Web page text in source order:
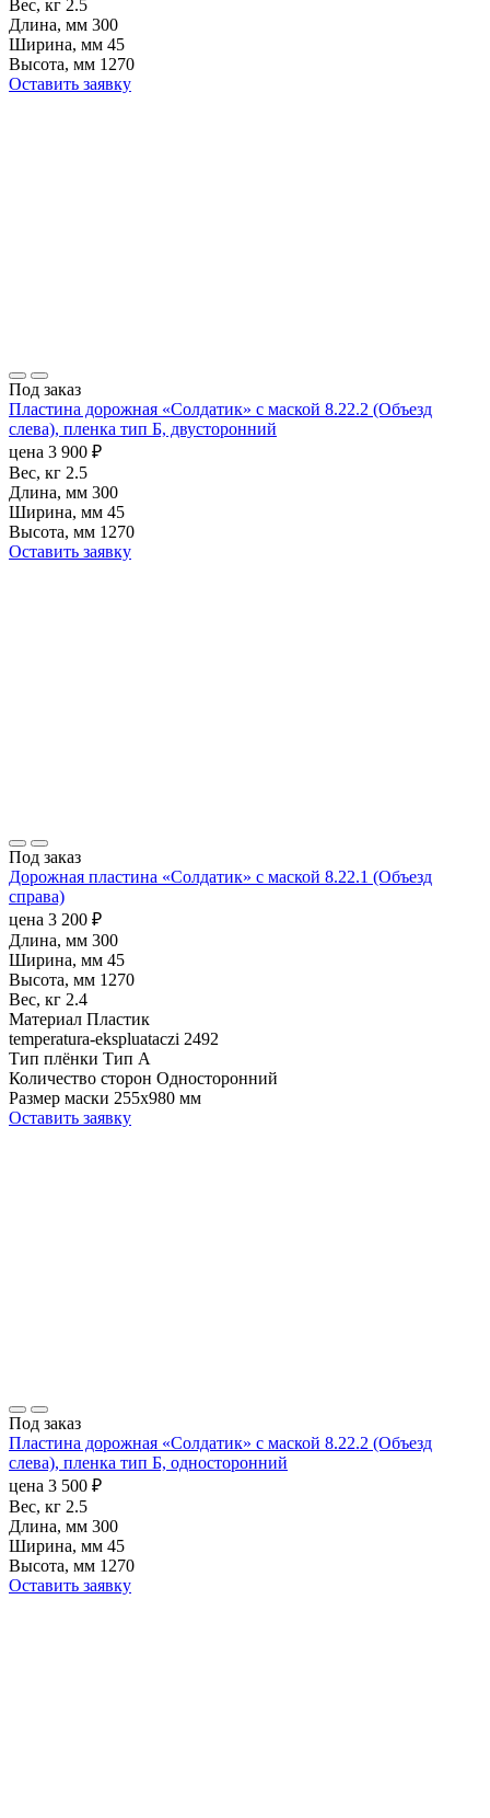
Вес, кг 2.5
Длина, мм 300
Ширина, мм 45
Высота, мм 1270
Оставить заявку
Под заказ
Пластина дорожная «Солдатик» с маской 8.22.2 (Объезд
слева), пленка тип Б, двусторонний
цена 3 900 ₽
Вес, кг 2.5
Длина, мм 300
Ширина, мм 45
Высота, мм 1270
Оставить заявку
Под заказ
Дорожная пластина «Солдатик» с маской 8.22.1 (Объезд
справа)
цена 3 200 ₽
Длина, мм 300
Ширина, мм 45
Высота, мм 1270
Вес, кг 2.4
Материал Пластик
temperatura-ekspluataczi 2492
Тип плёнки Тип А
Количество сторон Односторонний
Размер маски 255х980 мм
Оставить заявку
Под заказ
Пластина дорожная «Солдатик» с маской 8.22.2 (Объезд
слева), пленка тип Б, односторонний
цена 3 500 ₽
Вес, кг 2.5
Длина, мм 300
Ширина, мм 45
Высота, мм 1270
Оставить заявку